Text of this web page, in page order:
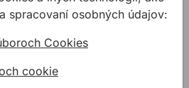
spracovaní osobných údajov:
Cookies
cookie